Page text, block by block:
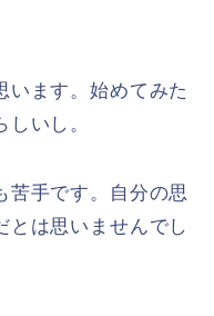
います。始めてみた
いし。
苦手です。自分の思
とは思いませんでし